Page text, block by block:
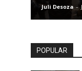
Juli Desoza -
POPULAR